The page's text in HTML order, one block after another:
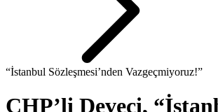
“İstanbul Sözleşmesi’nden Vazgeçmiyoruz!”
CHP’li Deveci,